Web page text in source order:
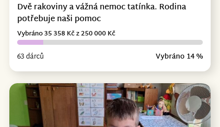
Dvě rakoviny a vážná nemoc tatínka. Rodina
potřebuje naši pomoc
63 dárců Vybráno 14 %
Vybráno 35 358 Kč z 250 000 Kč